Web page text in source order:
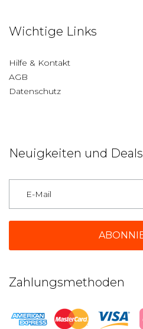
Wichtige Links
Hilfe & Kontakt
AGB
Datenschutz
Neuigkeiten und Deals
Zahlungsmethoden